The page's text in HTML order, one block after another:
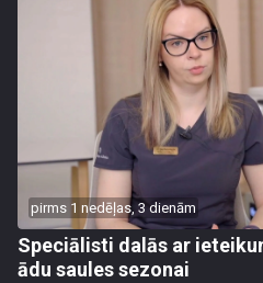
pirms 1 nedēļas, 3 dienām
Speciālisti dalās ar
ādu saules sezonai